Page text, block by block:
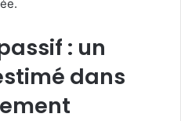
: un
dans